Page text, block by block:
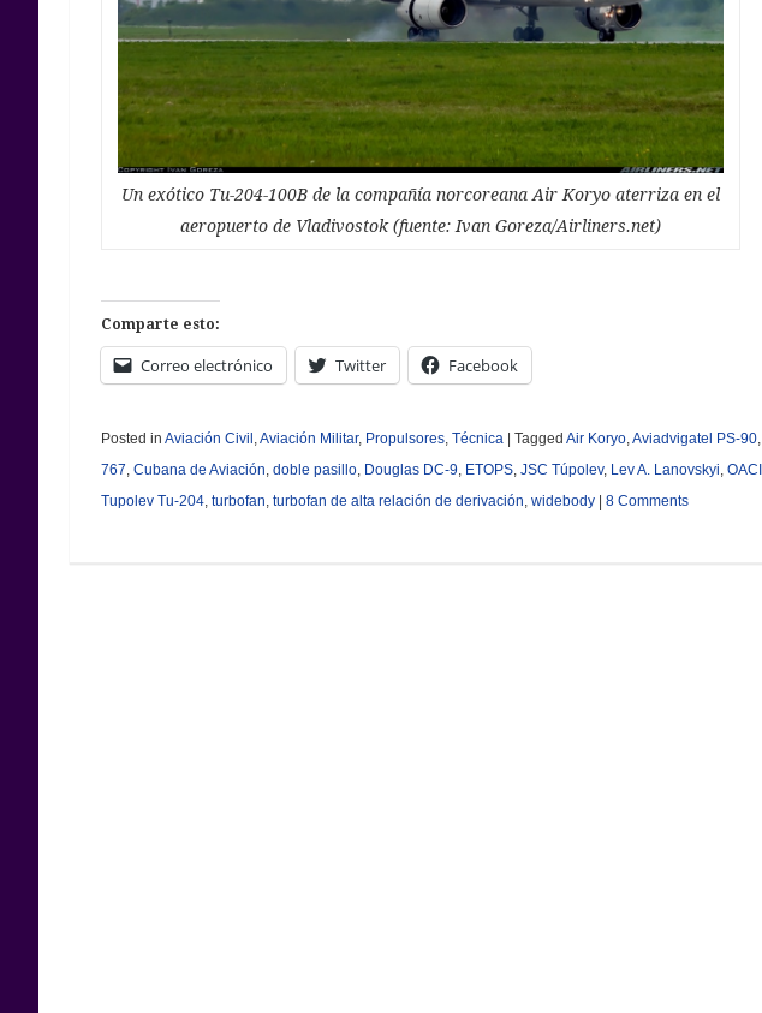
Un exótico Tu-204-100B de la compañía norcoreana Air Koryo aterriza en el
aeropuerto de Vladivostok (fuente: Ivan Goreza/Airliners.net)
Comparte esto:
Correo electrónico Twitter Facebook
Posted in Aviación Civil ,Aviación Militar, Propulsores, Técnica Tagged Air Koryo,Aviadvigatel PS-90,
767, Cubana de Aviación, doble pasillo, Douglas DC-9, ETOPS, JSC Túpolev, Lev A. Lanovskyi, OACI
Tupolev Tu-204, turbofan, turbofan de alta relación de derivación, widebody 8 Comments